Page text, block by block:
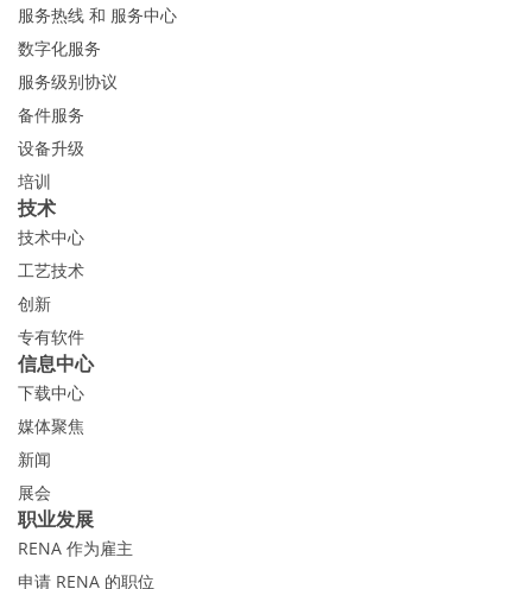
服务热线 和 服务中心
数字化服务
服务级别协议
备件服务
设备升级
培训
技术
技术中心
工艺技术
创新
专有软件
信息中心
下载中心
媒体聚焦
新闻
展会
职业发展
RENA 作为雇主
申请 RENA 的职位